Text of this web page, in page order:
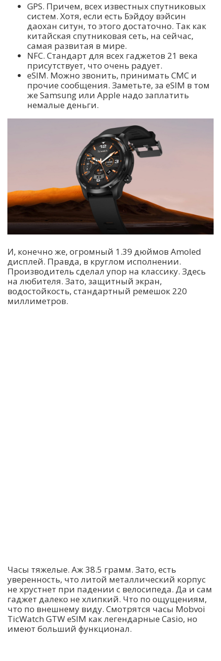
GPS. Причем, всех известных спутниковых
систем. Хотя, если есть Бэйдоу вэйсин
даохан ситун, то этого достаточно. Так как
китайская спутниковая сеть, на сейчас,
самая развитая в мире.
NFC. Стандарт для всех гаджетов 21 века
присутствует, что очень радует.
eSIM. Можно звонить, принимать СМС и
прочие сообщения. Заметьте, за eSIM в том
же Samsung или Apple надо заплатить
немалые деньги.
И, конечно же, огромный 1.39 дюймов Amoled
дисплей. Правда, в круглом исполнении.
Производитель сделал упор на классику. Здесь
на любителя. Зато, защитный экран,
водостойкость, стандартный ремешок 220
миллиметров.
Часы тяжелые. Аж 38.5 грамм. Зато, есть
уверенность, что литой металлический корпус
не хрустнет при падении с велосипеда. Да и сам
гаджет далеко не хлипкий. Что по ощущениям,
что по внешнему виду. Смотрятся часы Mobvoi
TicWatch GTW eSIM как легендарные Casio, но
имеют больший функционал.